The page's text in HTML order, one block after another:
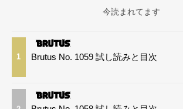
今読まれてます
1 Brutus No. 1059 試し読みと目次